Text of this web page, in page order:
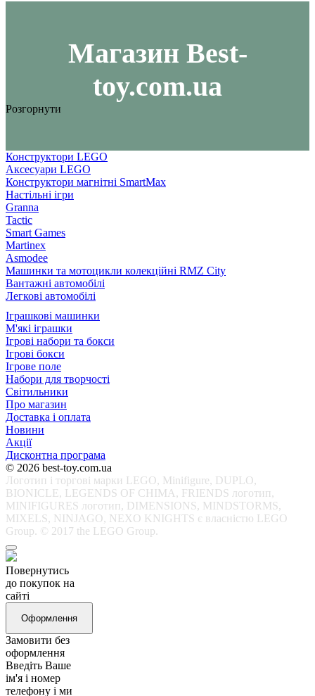
Maгазин Best-
toy.com.ua
Розгорнути
Конструктори LEGO
Аксесуари LEGO
Конструктори магнітні SmartMax
Настільні ігри
Granna
Tactic
Smart Games
Martinex
Asmodee
Машинки та мотоцикли колекційні RMZ City
Вантажні автомобілі
Легкові автомобілі
Іграшкові машинки
М'які іграшки
Ігрові набори та бокси
Ігрові бокси
Ігрове поле
Набори для творчості
Світильники
Про магазин
Доставка і оплата
Новини
Акції
Дисконтна програма
© 2026 best-toy.com.ua
Логотип і торгові марки LEGO, Minifigure, DUPLO,
BIONICLE, LEGENDS OF CHIMA, FRIENDS логотип,
MINIFIGURES логотип, DIMENSIONS, MINDSTORMS,
MIXELS, NINJAGO, NEXO KNIGHTS є власністю LEGO
Group. © 2017 the LEGO Group.
Повернутись
до покупок на
сайті
Оформлення
Замовити без
оформлення
Введіть Ваше
ім'я і номер
телефону і ми